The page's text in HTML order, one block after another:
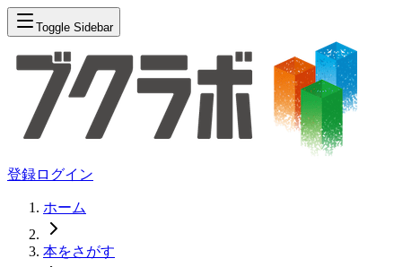
Toggle Sidebar
登録ログイン
ホーム
本をさがす